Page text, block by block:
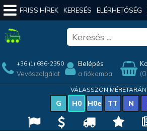
FRISS HÍREK KERESÉS ELÉRHETŐSÉG
+36 (1) 686-2350
Vevőszolgálat
Belépés
a fiókomba
VÁLASSZON
G H0 H0e TT N